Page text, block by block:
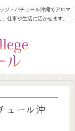
ジ・パチュール沖縄でアロマ
仕事や生活に活かせます。
ール沖